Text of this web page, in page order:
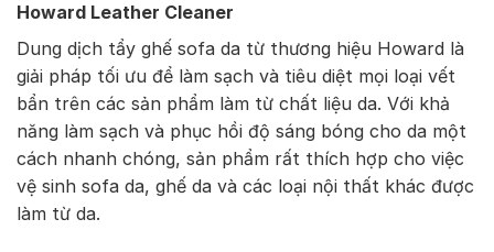
Howard Leather Cleaner
Dung dịch tẩy ghế sofa da từ thương hiệu Howard là
giải pháp tối ưu để làm sạch và tiêu diệt mọi loại vết
bẩn trên các sản phẩm làm từ chất liệu da. Với khả
năng làm sạch và phục hồi độ sáng bóng cho da một
cách nhanh chóng, sản phẩm rất thích hợp cho việc
vệ sinh sofa da, ghế da và các loại nội thất khác được
làm từ da.